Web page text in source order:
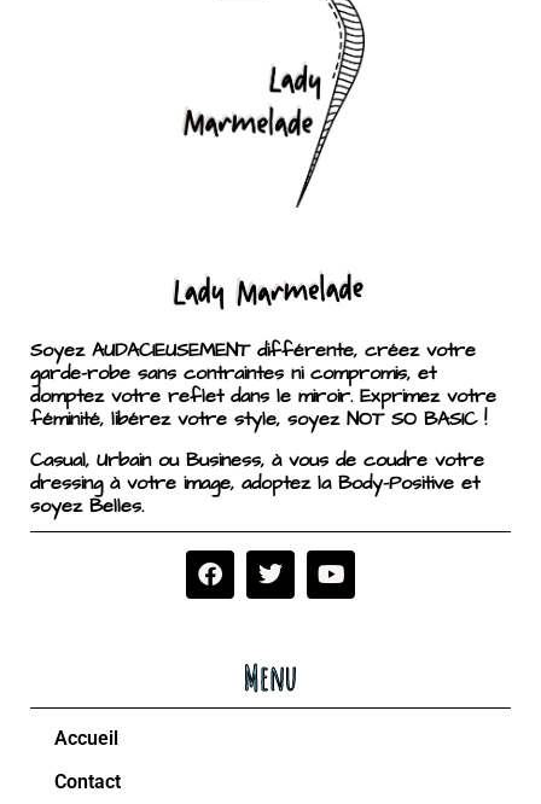
Soyez AUDACIEUSEMENT différente, créez votre
garde-robe sans contraintes ni compromis, et
domptez votre reflet dans le miroir. Exprimez votre
féminité, libérez votre style, soyez NOT SO BASIC !
Casual, Urbain ou Business, à vous de coudre votre
dressing à votre image, adoptez la Body-Positive et
soyez Belles.
Menu
Accueil
Contact